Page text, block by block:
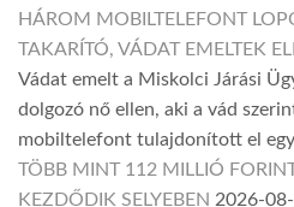
HÁROM MOBILTELEFONT
TAKARÍTÓ, VÁDAT EMELTEK
Vádat emelt a Miskolci Járási
dolgozó nő ellen, aki a vád
mobiltelefont tulajdonított el
TÖBB MINT 112 MILLIÓ
KEZDŐDIK SELYEBEN 2026-